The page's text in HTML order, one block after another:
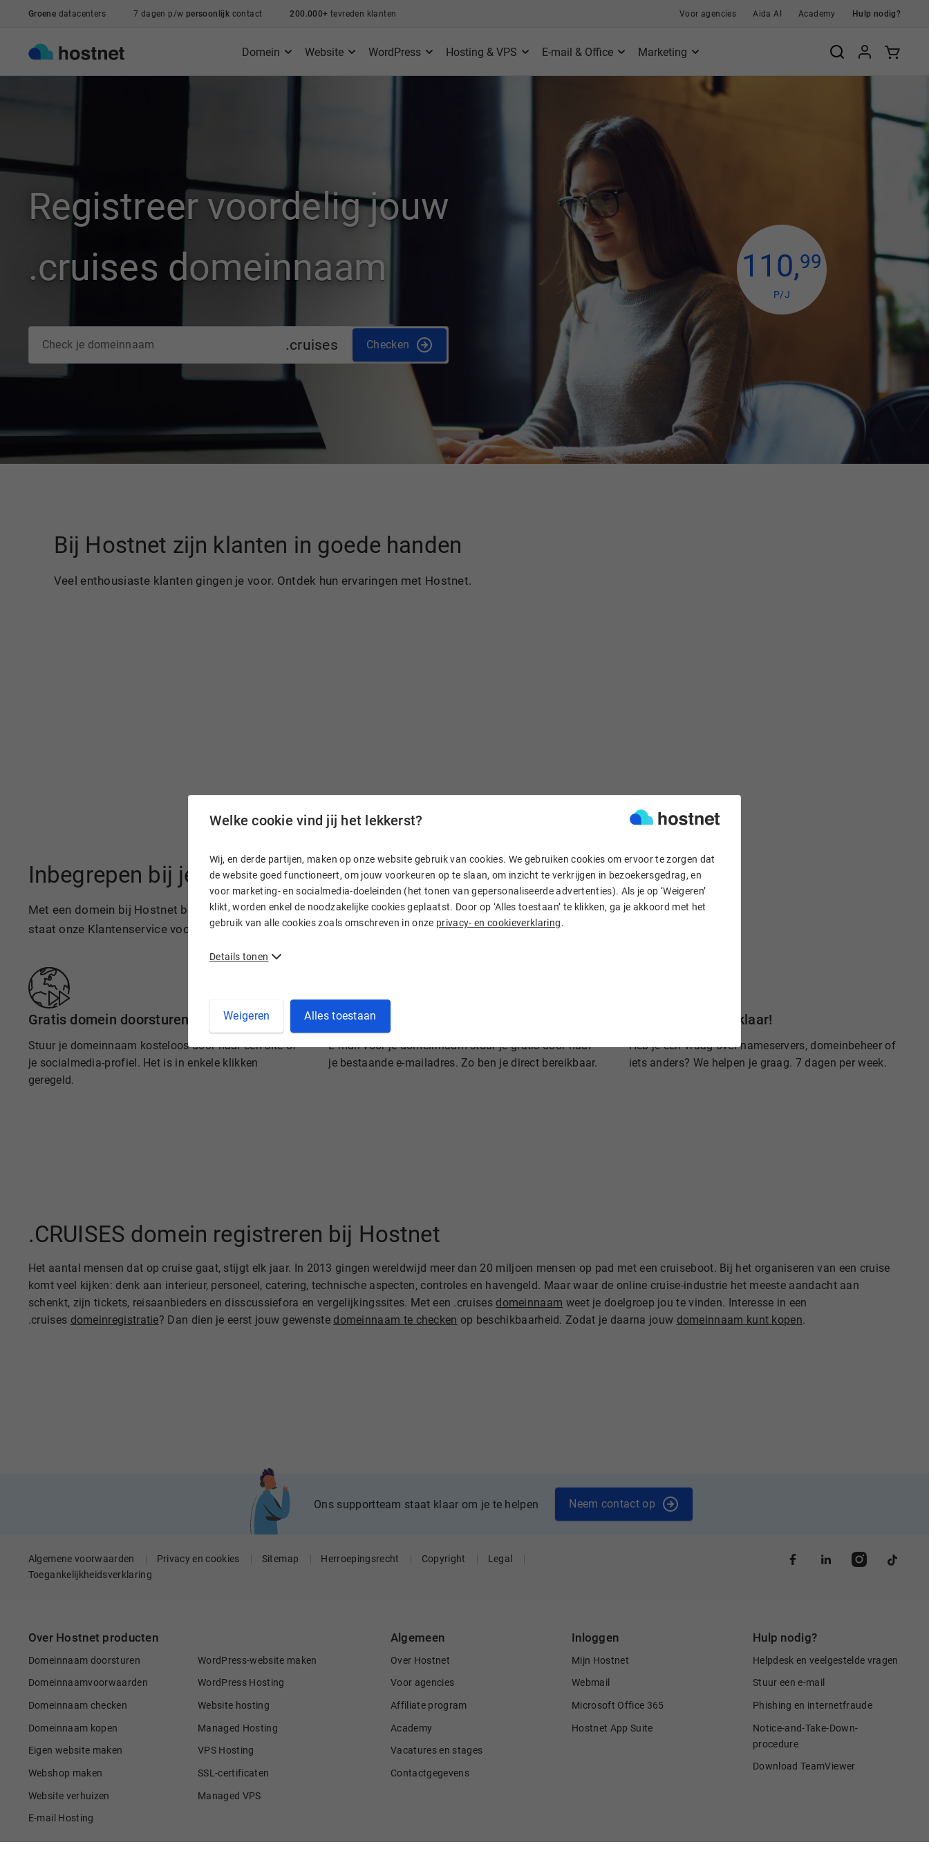
Welke cookie vind jij het lekkerst?
Wij, en derde partijen, maken op onze website gebruik van cookies. We gebruiken cookies om ervoor te zorgen dat
de website goed functioneert, om jouw voorkeuren op te slaan, om inzicht te verkrijgen in bezoekersgedrag, en
voor marketing- en socialmedia-doeleinden (het tonen van gepersonaliseerde advertenties). Als je op ‘Weigeren’
klikt, worden enkel de noodzakelijke cookies geplaatst. Door op ‘Alles toestaan’ te klikken, ga je akkoord met het
gebruik van alle cookies zoals omschreven in onze privacy- en cookieverklaring.
Details tonen
Weigeren Alles toestaan
Ga naar de hoofdinhoud
Groene datacenters 7 dagen p/w persoonlijk contact 200.000+ tevreden klanten Voor agencies Aida AI Academy Hulp nodig?
Domein Website WordPress Hosting & VPS E-mail & Office Marketing
Registreer voordelig jouw
.cruises domeinnaam
.cruises Checken
110,99
P/J
Bij Hostnet zijn klanten in goede handen
Veel enthousiaste klanten gingen je voor. Ontdek hun ervaringen met Hostnet.
Inbegrepen bij je domeinnaam
Met een domein bij Hostnet ben je razendsnel online. En heb je vragen? Dan
staat onze Klantenservice voor je klaar.
Gratis domein doorsturen
Stuur je domeinnaam kosteloos door naar een site of
je socialmedia-profiel. Het is in enkele klikken
geregeld.
Gratis e-mail doorsturen
E-mail voor je domeinnaam stuur je gratis door naar
je bestaande e-mailadres. Zo ben je direct bereikbaar.
Wij staan voor je klaar!
Heb je een vraag over nameservers, domeinbeheer of
iets anders? We helpen je graag. 7 dagen per week.
.CRUISES domein registreren bij Hostnet
Het aantal mensen dat op cruise gaat, stijgt elk jaar. In 2013 gingen wereldwijd meer dan 20 miljoen mensen op pad met een cruiseboot. Bij het organiseren van een cruise
komt veel kijken: denk aan interieur, personeel, catering, technische aspecten, controles en havengeld. Maar waar de online cruise-industrie het meeste aandacht aan
schenkt, zijn tickets, reisaanbieders en disscussiefora en vergelijkingssites. Met een .cruises domeinnaam weet je doelgroep jou te vinden. Interesse in een
.cruises domeinregistratie? Dan dien je eerst jouw gewenste domeinnaam te checken op beschikbaarheid. Zodat je daarna jouw domeinnaam kunt kopen.
Ons supportteam staat klaar om je te helpen Neem contact op
Algemene voorwaarden Privacy en cookies Sitemap Herroepingsrecht Copyright
Legal
Toegankelijkheidsverklaring
Over Hostnet producten
Domeinnaam doorsturen
Domeinnaamvoorwaarden
Domeinnaam checken
Domeinnaam kopen
Eigen website maken
Webshop maken
Website verhuizen
E-mail Hosting
WordPress-website maken
WordPress Hosting
Website hosting
Managed Hosting
VPS Hosting
SSL-certificaten
Managed VPS
Algemeen
Over Hostnet
Voor agencies
Affiliate program
Academy
Vacatures en stages
Contactgegevens
Inloggen
Mijn Hostnet
Webmail
Microsoft Office 365
Hostnet App Suite
Hulp nodig?
Helpdesk en veelgestelde vragen
Stuur een e-mail
Phishing en internetfraude
Notice-and-Take-Down-
procedure
Download TeamViewer